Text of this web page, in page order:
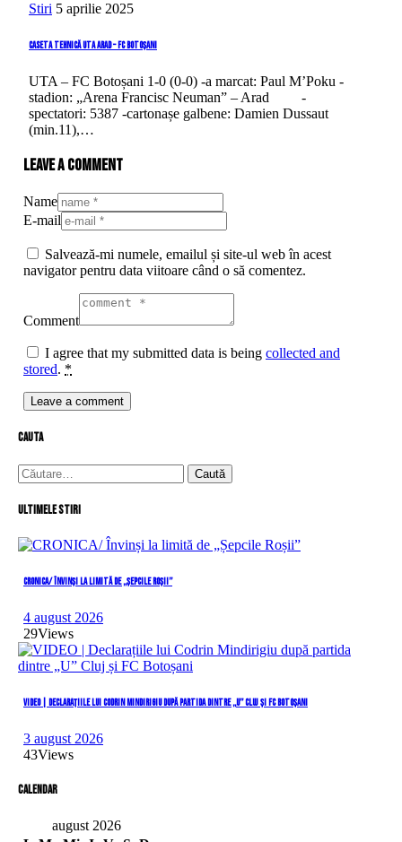
Stiri 5 aprilie 2025
Caseta tehnică UTA Arad – FC Botoșani
UTA – FC Botoșani 1-0 (0-0) -a marcat: Paul M’Poku -
stadion: „Arena Francisc Neuman” – Arad -
spectatori: 5387 -cartonașe galbene: Damien Dussaut
(min.11),…
Leave a comment
Name
E-mail
Salvează-mi numele, emailul și site-ul web în acest
navigator pentru data viitoare când o să comentez.
Comment
I agree that my submitted data is being collected and
stored. *
cauta
Caută
după:
Ultimele stiri
CRONICA/ Învinși la limită de „Șepcile Roșii”
4 august 2026
29Views
VIDEO | Declarațiile lui Codrin Mindirigiu după partida dintre „U” Cluj și FC Botoșani
3 august 2026
43Views
Calendar
august 2026